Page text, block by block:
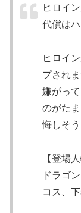
ヒロイ
代償は
ヒロイ
プされま
嫌がっ
のがたま
悔しそ
【登場人
ドラゴ
コス、